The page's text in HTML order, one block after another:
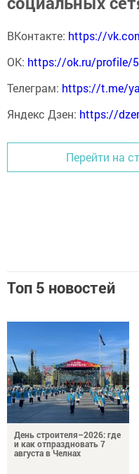
ВКонтакте: https://
ОК: https://ok.ru/profile/
Телеграм: https://t.me/
Яндекс Дзен: https://
Перейти на
Топ 5 новостей
День строителя–2026: где
и как отпраздновать 7
августа в Челнах